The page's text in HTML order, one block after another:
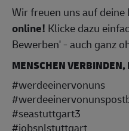
Wir freuen uns auf
online! Klicke dazu
Bewerben' - auch ganz
MENSCHEN VERBINDEN,
#werdeeinervonuns
#seastuttgart3
#jobsnlstuttgart